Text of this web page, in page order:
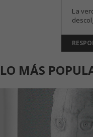
La
LO MÁS